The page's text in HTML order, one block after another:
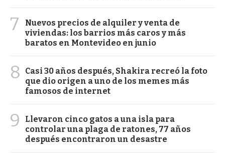
7
Nuevos precios de alquiler y venta de
viviendas: los barrios más caros y más
baratos en Montevideo en junio
8
Casi 30 años después, Shakira recreó la foto
que dio origen a uno de los memes más
famosos de internet
9
Llevaron cinco gatos a una isla para
controlar una plaga de ratones, 77 años
después encontraron un desastre